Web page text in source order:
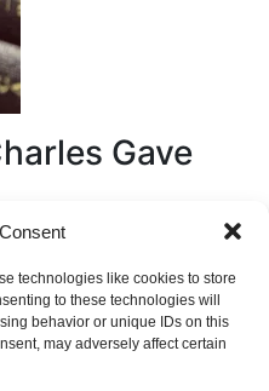
technologies like cookies to store
to these technologies will
behavior or unique IDs on this
may adversely affect certain
Gave